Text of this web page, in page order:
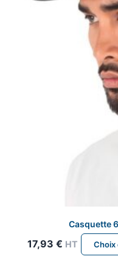
Casquette
17,93 € HT Choix